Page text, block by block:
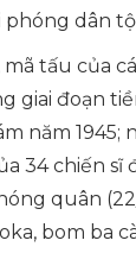
dân
tấu của
giai đoạn
năm 1945;
34 chiến sĩ
quân
bom ba